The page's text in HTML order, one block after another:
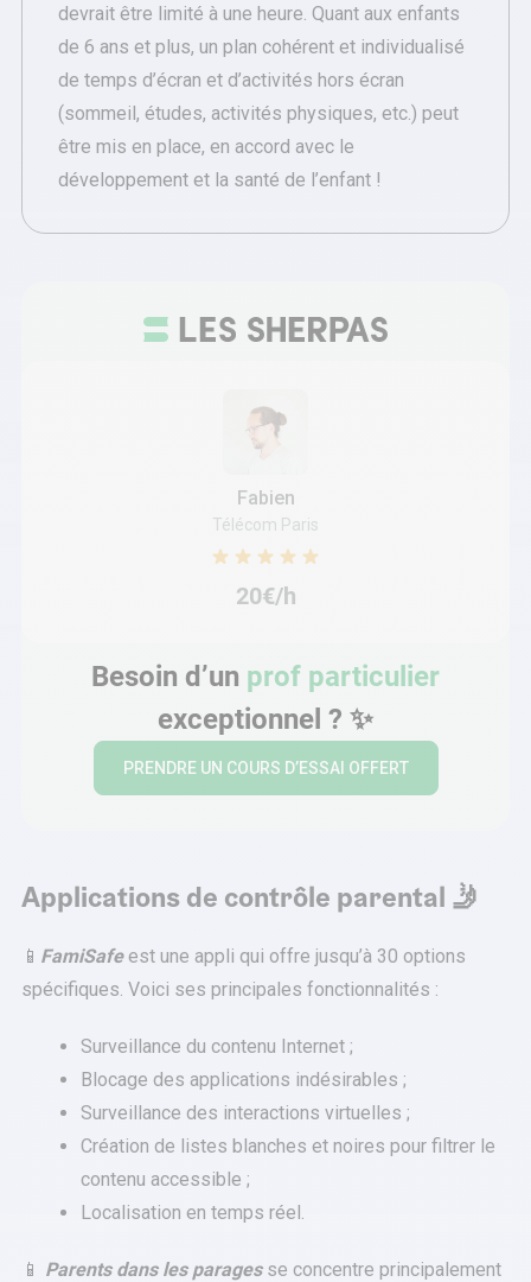
devrait être limité à une heure. Quant aux enfants
de 6 ans et plus, un plan cohérent et individualisé
de temps d’écran et d’activités hors écran
(sommeil, études, activités physiques, etc.) peut
être mis en place, en accord avec le
développement et la santé de l’enfant !
Fabien
Télécom Paris
20€/h
Besoin d’un prof particulier
exceptionnel ? ✨
PRENDRE UN COURS D’ESSAI OFFERT
Applications de contrôle parental 🤳
📱 FamiSafeest une appli qui offre jusqu’à 30 options
spécifiques. Voici ses principales fonctionnalités :
Surveillance du contenu Internet ;
Blocage des applications indésirables ;
Surveillance des interactions virtuelles ;
Création de listes blanches et noires pour filtrer le
contenu accessible ;
Localisation en temps réel.
📱 Parents dans les parages se concentre principalement